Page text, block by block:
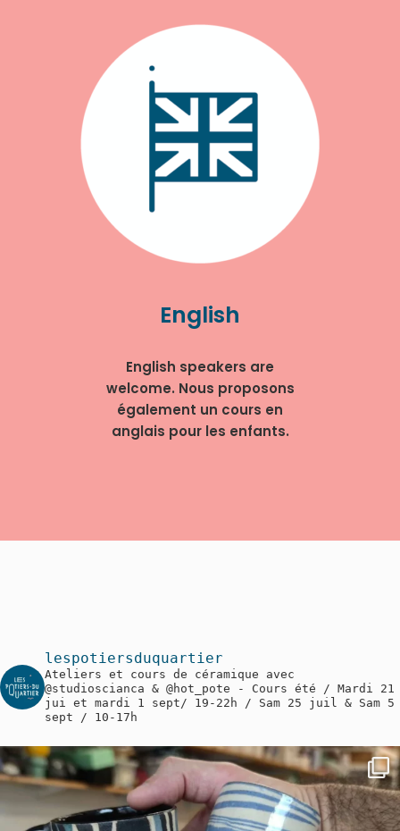
English
English speakers are
welcome. Nous proposons
également un cours en
anglais pour les enfants.
lespotiersduquartier
Ateliers et cours de céramique avec
@studioscianca & @hot_pote - Cours été / Mardi 21
jui et mardi 1 sept/ 19-22h / Sam 25 juil & Sam 5
sept / 10-17h